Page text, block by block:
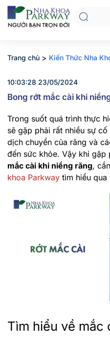
Trang chủ > Kiến Thức Nha
10:03:28 23/05/2024
Bong rớt mắc cài khi
Trong suốt quá trình thực
sẽ gặp phải rất nhiều sự
dịch chuyển của răng và
đến sức khỏe. Vậy khi gặp
mắc cài khi niềng răng,
khoa Parkway tìm hiểu
Tìm hiểu về mắc